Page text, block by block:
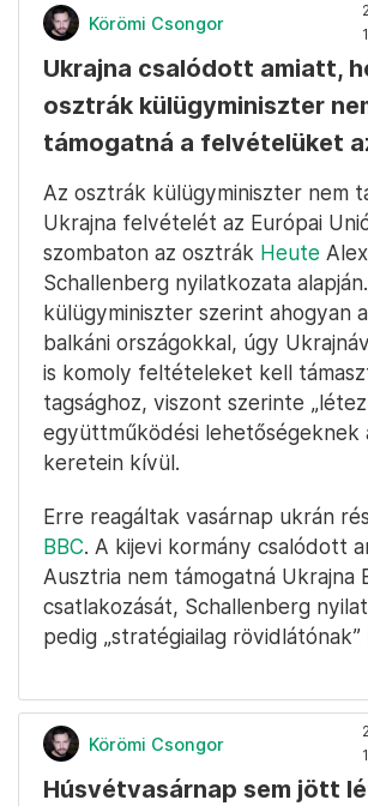
Körömi Csongor
Ukrajna csalódott amiatt,
osztrák külügyminiszter
támogatná a felvételüket
Az osztrák külügyminiszter nem
Ukrajna felvételét az Európai
szombaton az osztrák Heute
Schallenberg nyilatkozata
külügyminiszter szerint ahogyan
balkáni országokkal, úgy
is komoly feltételeket kell
tagsághoz, viszont szerinte
együttműködési lehetőségeknek
keretein kívül.
Erre reagáltak vasárnap ukrán
BBC. A kijevi kormány csalódott
Ausztria nem támogatná Ukrajna
csatlakozását, Schallenberg
pedig „stratégiailag
Körömi Csongor
Húsvétvasárnap sem jött